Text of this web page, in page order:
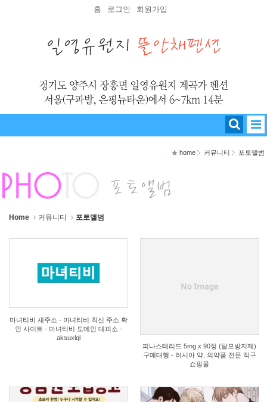
홈 로그인 회원가입
home 커뮤니티 포토앨범
Home 커뮤니티 포토앨범
마녀티비 새주소 - 마녀티비 최신 주소 확
인 사이트 - 마녀티비 도메인 대피소 -
aksuxlql
No Image
피나스테리드 5mg x 90정 (탈모방지제)
구매대행 - 러시아 약, 의약품 전문 직구
쇼핑몰